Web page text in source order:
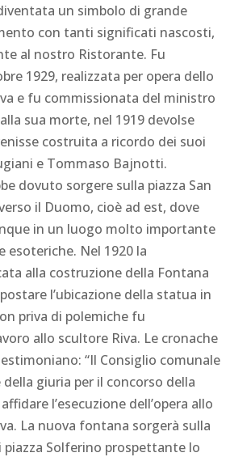
un simbolo di grande
con tanti significati nascosti,
al nostro Ristorante. Fu
1929, realizzata per opera dello
e fu commissionata del ministro
sua morte, nel 1919 devolse
costruita a ricordo dei suoi
e Tommaso Bajnotti.
dovuto sorgere sulla piazza San
il Duomo, cioè ad est, dove
in un luogo molto importante
esoteriche. Nel 1920 la
alla costruzione della Fontana
l’ubicazione della statua in
priva di polemiche fu
allo scultore Riva. Le cronache
“Il Consiglio comunale
giuria per il concorso della
l’esecuzione dell’opera allo
La nuova fontana sorgerà sulla
piazza Solferino prospettante lo